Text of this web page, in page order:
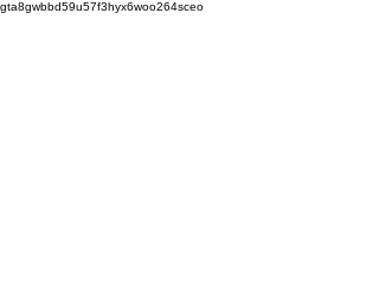
gta8gwbbd59u57f3hyx6woo264sceo